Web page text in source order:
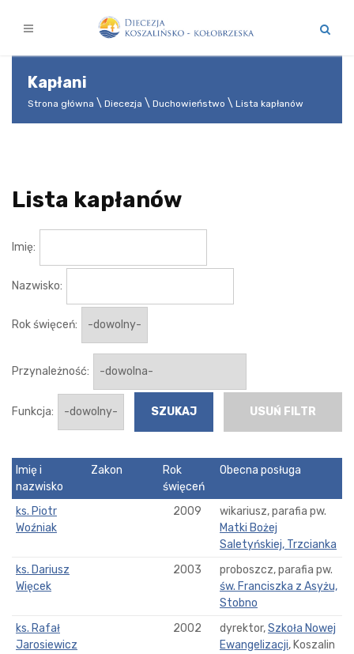
Kapłani
Strona główna Diecezja Duchowieństwo Lista kapłanów
Lista kapłanów
Imię:
Nazwisko:
Rok święceń:
Przynależność:
Funkcja: USUŃ FILTR
Imię i
nazwisko
Zakon
Rok
święceń
Obecna posługa
ks. Piotr
Woźniak
2009
wikariusz, parafia pw.
Matki Bożej
Saletyńskiej, Trzcianka
ks. Dariusz
Więcek
2003
proboszcz, parafia pw.
św. Franciszka z Asyżu,
Stobno
ks. Rafał
Jarosiewicz
2002 dyrektor,Szkoła Nowej
Ewangelizacji, Koszalin